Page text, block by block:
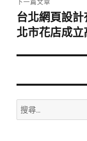
下
一
文
台北網頁設
北市花店成
搜
尋